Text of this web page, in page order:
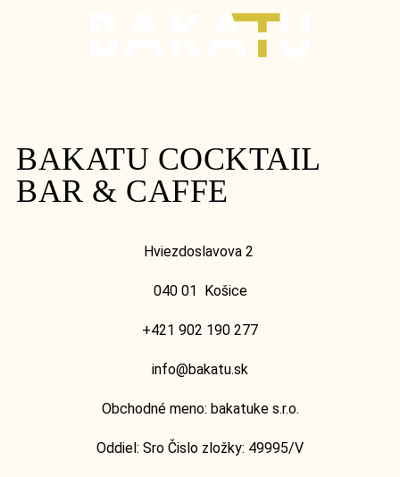
BAKATU COCKTAIL
BAR & CAFFE
Hviezdoslavova 2
040 01 Košice
+421 902 190 277
info@bakatu.sk
Obchodné meno: bakatuke s.r.o.
Oddiel: Sro Čislo zložky: 49995/V